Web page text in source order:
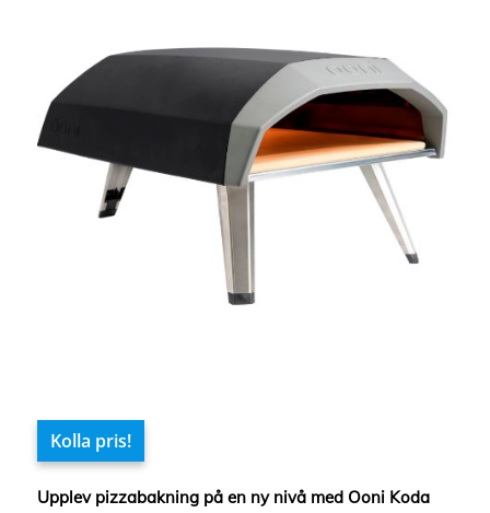
Kolla pris!
Upplev pizzabakning på en ny nivå med Ooni Koda